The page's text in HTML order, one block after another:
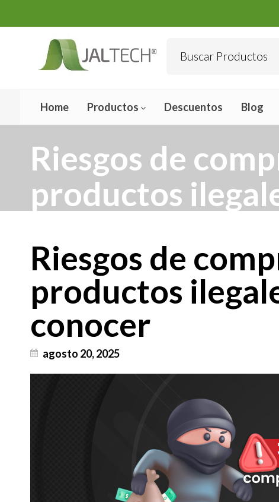
Home Productos Descuentos Blog
Riesgos de
productos
Riesgos de
productos
conocer
agosto 20, 2025